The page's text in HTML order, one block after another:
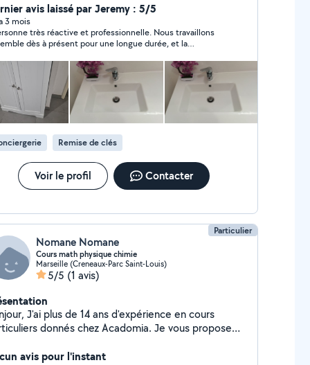
& gestion de logements Ménages
ou ponctuels Accompagnement administratif
de véhicules Aide pour la recherche de
Services divers du quotidien Service flexible,
zen. Prestations régulières & ponctuelles.
Marseille Aix Gardanne Vitrolles et alentours
avis laissé par Jeremy : 5/5
3 mois
très réactive et professionnelle. Nous travaillons
dès à présent pour une longue durée, et la
impliqué, agréable et vraiment pro. Je recommande
hésitation. »
Remise de clés
Voir le profil Contacter
Particulier
Nomane Nomane
Cours math physique chimie
Marseille (Creneaux-Parc Saint-Louis)
5/5 (1 avis)
J'ai plus de 14 ans d'expérience en cours
donnés chez Acadomia. Je vous propose
jusqu'à bac+3 Chimie jusqu'à bac+1
avis pour l'instant